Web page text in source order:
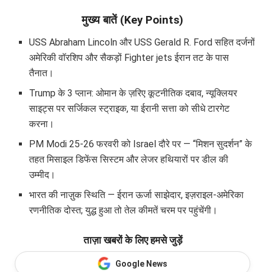
मुख्य बातें (Key Points)
USS Abraham Lincoln और USS Gerald R. Ford सहित दर्जनों
अमेरिकी वॉरशिप और सैकड़ों Fighter jets ईरान तट के पास
तैनात।
Trump के 3 प्लान: ओमान के ज़रिए कूटनीतिक दबाव, न्यूक्लियर
साइट्स पर सर्जिकल स्ट्राइक, या ईरानी सत्ता को सीधे टारगेट
करना।
PM Modi 25-26 फरवरी को Israel दौरे पर — “मिशन सुदर्शन” के
तहत मिसाइल डिफेंस सिस्टम और लेजर हथियारों पर डील की
उम्मीद।
भारत की नाज़ुक स्थिति — ईरान ऊर्जा साझेदार, इज़राइल-अमेरिका
रणनीतिक दोस्त; युद्ध हुआ तो तेल कीमतें चरम पर पहुंचेंगी।
ताज़ा खबरों के लिए हमसे जुड़ें
Google News